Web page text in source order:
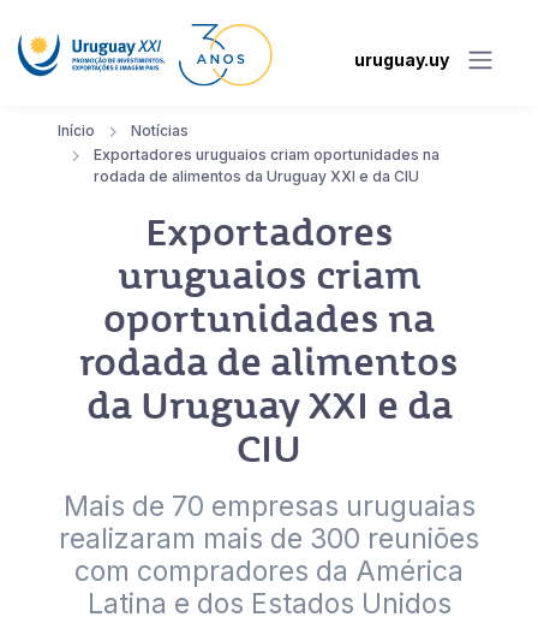
uruguay.uy
Início
Notícias
Exportadores uruguaios criam oportunidades na
rodada de alimentos da Uruguay XXI e da CIU
Exportadores
uruguaios criam
oportunidades na
rodada de alimentos
da Uruguay XXI e da
CIU
Mais de 70 empresas uruguaias
realizaram mais de 300 reuniões
com compradores da América
Latina e dos Estados Unidos